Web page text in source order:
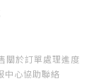
關於訂單處理進度
中心協助聯絡